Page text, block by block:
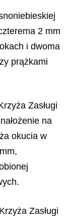
2 mm
i dwoma
prążkami
Zasługi
na
okucia w
Zasługi